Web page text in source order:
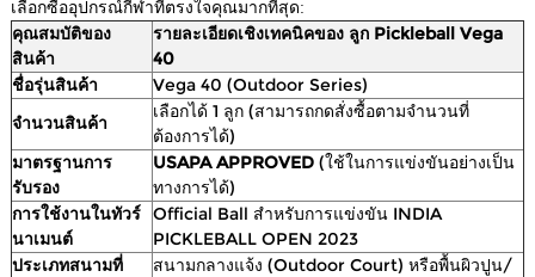
เลือกซื้ออุปกรณ์กีฬาที่ตรงใจคุณมากที่สุด:
คุณสมบัติของ
สินค้า
รายละเอียดเชิงเทคนิคของ ลูก Pickleball Vega
40
ชื่อรุ่นสินค้า
Vega 40 (Outdoor Series)
จำนวนสินค้า
เลือกได้ 1 ลูก (สามารถกดสั่งซื้อตามจำนวนที่
ต้องการได้)
มาตรฐานการ
รับรอง
USAPA APPROVED (ใช้ในการแข่งขันอย่างเป็น
ทางการได้)
การใช้งานในทัวร์
นาเมนต์
Official Ball สำหรับการแข่งขัน INDIA
PICKLEBALL OPEN 2023
ประเภทสนามที่
สนามกลางแจ้ง (Outdoor Court) หรือพื้นผิวปูน/